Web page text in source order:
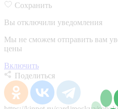
Сохранить
Вы отключили уведомления
Мы не сможем отправить вам
цены
Включить
Поделиться